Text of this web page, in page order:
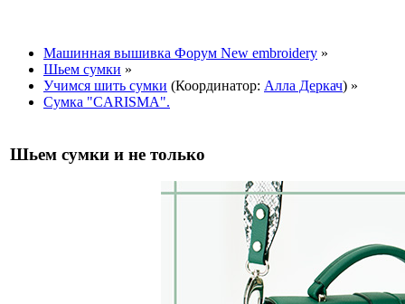
Машинная вышивка Форум New embroidery »
Шьем сумки »
Учимся шить сумки (Координатор: Алла Деркач) »
Сумка "CARISMA".
Шьем сумки и не только